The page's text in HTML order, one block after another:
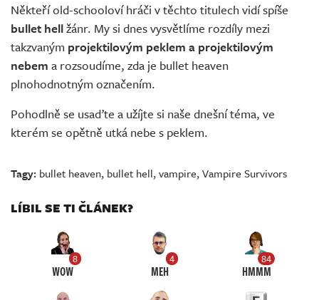
Někteří old-schooloví hráči v těchto titulech vidí spíše
bullet hellžánr. My si dnes vysvětlíme rozdíly mezi
takzvaným projektilovým peklem a projektilovým
nebem a rozsoudíme, zda je bullet heaven
plnohodnotným označením.
Pohodlně se usaďte a užíjte si naše dnešní téma, ve
kterém se opětně utká nebe s peklem.
Tagy: bullet heaven, bullet hell,vampire,Vampire Survivors
LÍBIL SE TI ČLÁNEK?
8
WOW
4
MEH
84
HMMM